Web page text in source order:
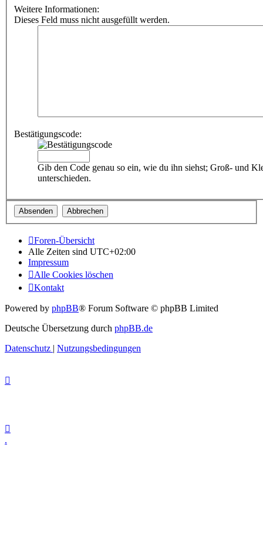
Weitere Informationen:
Dieses Feld muss nicht ausgefüllt werden.
Bestätigungscode:
Gib den Code genau so ein, wie du ihn siehst; Groß- und
unterschieden.
Foren-Übersicht
Alle Zeiten sind UTC+02:00
Impressum
Alle Cookies löschen
Kontakt
Powered by phpBB® Forum Software © phpBB Limited
Deutsche Übersetzung durch phpBB.de
Datenschutz | Nutzungsbedingungen
.